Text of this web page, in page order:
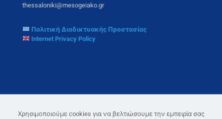
thessaloniki@mesogeiako.gr
Πολιτική Διαδικτυακής Προστασίας
Internet Privacy Policy
Χρησιμοποιούμε cookies για να βελτιώσουμε την εμπειρία σας